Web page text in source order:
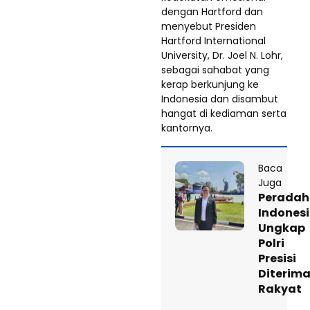
dengan Hartford dan
menyebut Presiden
Hartford International
University, Dr. Joel N. Lohr,
sebagai sahabat yang
kerap berkunjung ke
Indonesia dan disambut
hangat di kediaman serta
kantornya.
Baca
Juga
Peradah
Ungkap
Polri
Presisi
Diterima
Rakyat